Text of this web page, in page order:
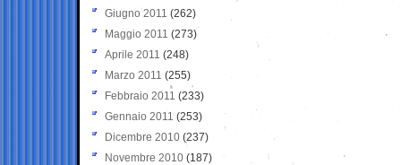
Giugno 2011 (262)
Maggio 2011 (273)
Aprile 2011 (248)
Marzo 2011 (255)
Febbraio 2011 (233)
Gennaio 2011 (253)
Dicembre 2010 (237)
Novembre 2010 (187)